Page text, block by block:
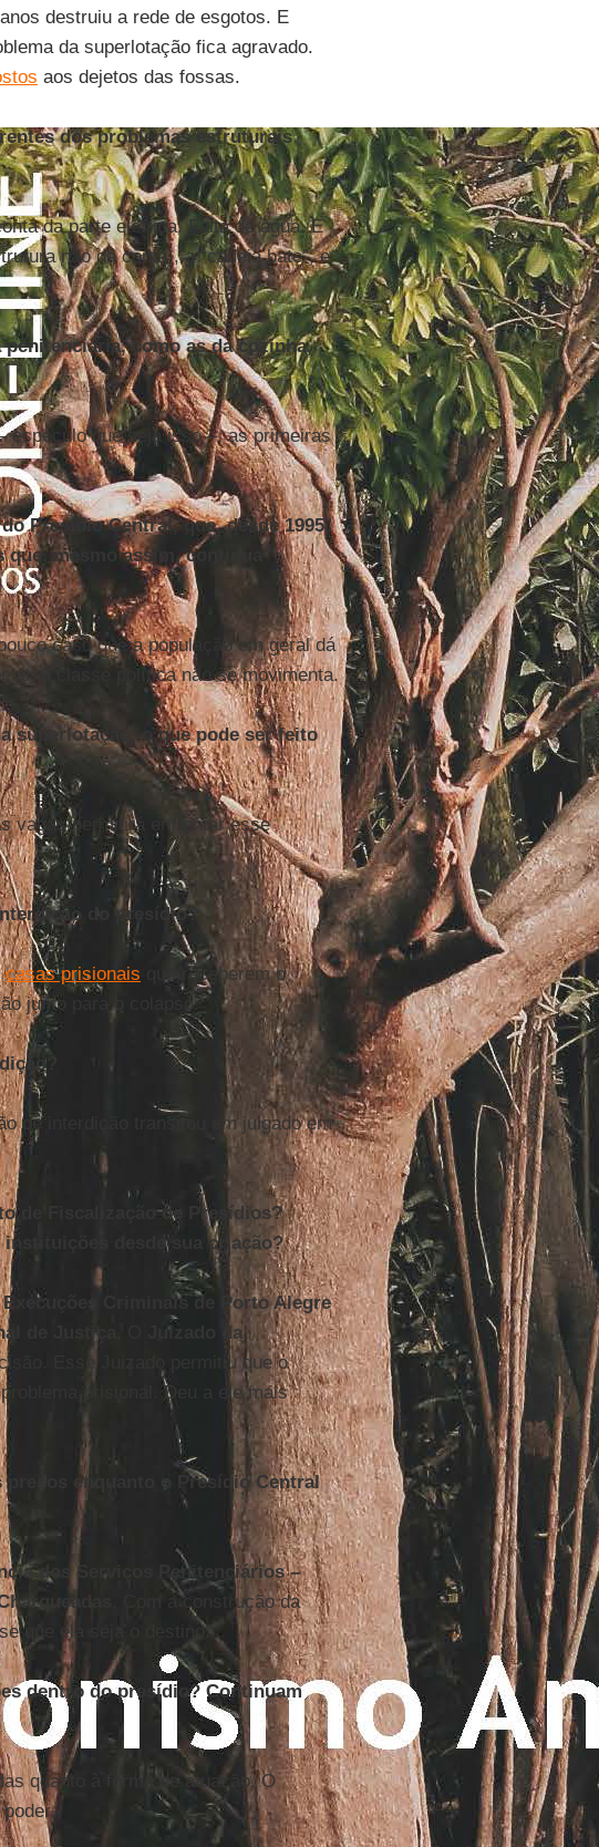
destruiu a rede de esgotos. E
da superlotação fica agravado.
aos dejetos das fossas.
dos problemas estruturais
da parte elétrica. Falta de água. E
não dá conta), a “cadeia bate”, e
penitenciária, como as da cozinha,
especulo que seja isso –, as primeiras
Presídio Central, que, desde 1995,
mesmo assim, continua
caso que a população em geral dá
a classe política não se movimenta.
superlotação, o que pode ser feito
vagas permitirá enfrentar esse
do presídio?
casas prisionais que receberem o
junto para o colapso.
de interdição transitou em julgado em
de Fiscalização de Presídios?
desde sua criação?
Execuções Criminais de Porto Alegre
de Justiça
Juizado da
Esse Juizado permitiu que o
prisional. Deu a ele mais
presos enquanto o Presídio Central
dos Serviços Penitenciários –
. Com a construção da
que ela seja o destino.
dentro do presídio? Continuam
quanto à forma de atuação. O